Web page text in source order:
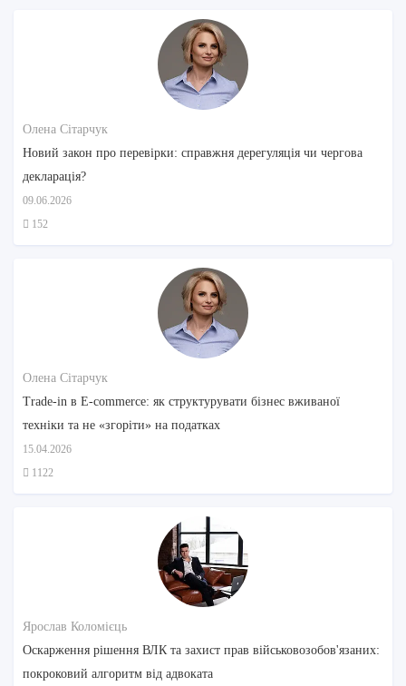
Олена Сітарчук
Новий закон про перевірки: справжня дерегуляція чи чергова
декларація?
09.06.2026
152
Олена Сітарчук
Trade-in в E-commerce: як структурувати бізнес вживаної
техніки та не «згоріти» на податках
15.04.2026
1122
Ярослав Коломієць
Оскарження рішення ВЛК та захист прав військовозобов'язаних:
покроковий алгоритм від адвоката